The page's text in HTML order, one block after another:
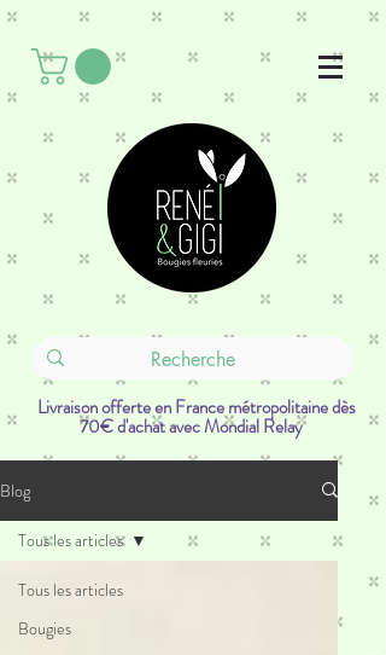
Livraison offerte en France métropolitaine dès
70€ d'achat avec Mondial Relay
Blog
Tous les articles
Bougies
Tous les articles